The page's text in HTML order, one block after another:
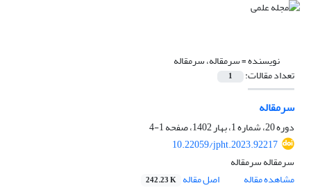
نویسنده =سرمقاله، سرمقاله
تعداد مقالات: 1
سرمقاله
دوره 20، شماره 1، بهار 1402، صفحه
1-4
10.22059/jpht.2023.92217
سرمقاله سرمقاله
مشاهده مقاله
اصل مقاله 242.23 K